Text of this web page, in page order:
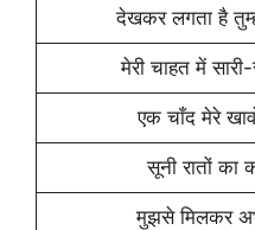
देखकर लगता है
मेरी चाहत में
एक चाँद मेरे
सूनी रातों का
मुझसे मिलकर